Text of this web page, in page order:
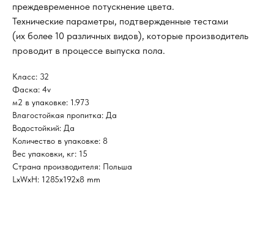
преждевременное потускнение цвета.
Технические параметры, подтвержденные тестами
(их более 10 различных видов), которые производитель
проводит в процессе выпуска пола.
Класс: 32
Фаска: 4v
м2 в упаковке: 1.973
Влагостойкая пропитка: Да
Водостойкий: Да
Количество в упаковке: 8
Вес упаковки, кг: 15
Страна производителя: Польша
LxWxH: 1285x192x8 mm